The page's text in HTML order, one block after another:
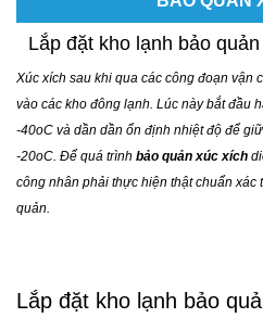
Lắp đặt kho lạnh bảo
Xúc xích sau khi qua các công đoạn vận
vào các kho đông lạnh. Lúc này bắt đầu
-40oC và dần dần ổn định nhiệt độ để
-20oC. Để quá trình bảo quản xúc xích
công nhân phải thực hiện thật chuẩn
quản.
Lắp đặt kho lạnh bảo